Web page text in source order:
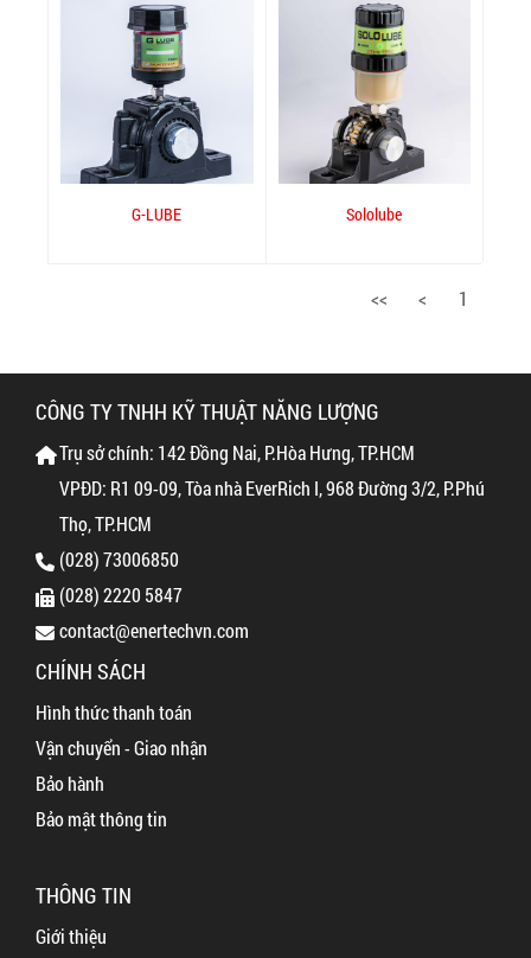
G-LUBE Sololube
<< < 1
CÔNG TY TNHH KỸ THUẬT NĂNG LƯỢNG
Trụ sở chính: 142 Đồng Nai, P.Hòa Hưng, TP.HCM
VPĐD: R1 09-09, Tòa nhà EverRich I, 968 Đường 3/2, P.Phú
Thọ, TP.HCM
(028) 73006850
(028) 2220 5847
contact@enertechvn.com
CHÍNH SÁCH
Hình thức thanh toán
Vận chuyển - Giao nhận
Bảo hành
Bảo mật thông tin
THÔNG TIN
Giới thiệu